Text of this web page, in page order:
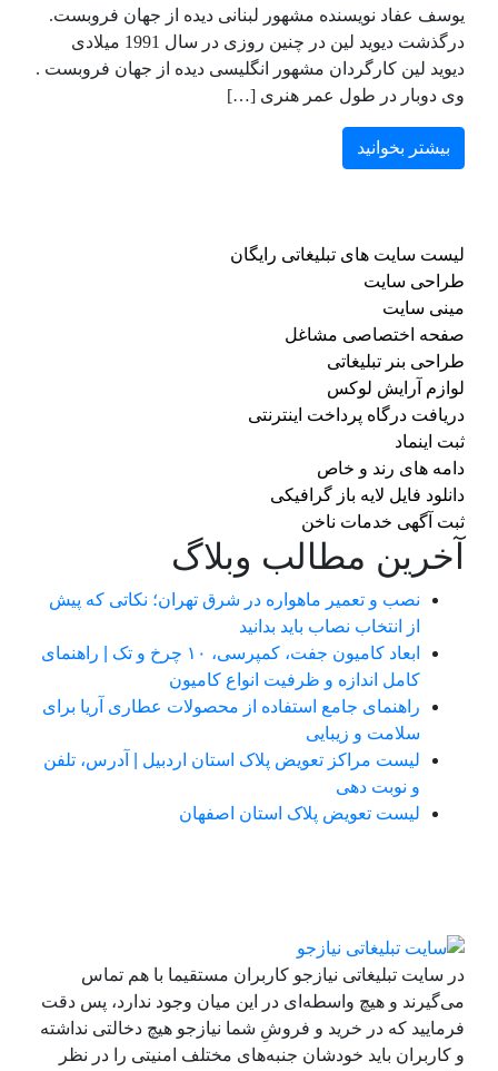
یوسف عفاد نویسنده مشهور لبنانی دیده از جهان فروبست.
درگذشت دیوید لین در چنین روزی در سال 1991 میلادی
دیوید لین کارگردان مشهور انگلیسی دیده از جهان فروبست .
وی دوبار در طول عمر هنری […]
بیشتر بخوانید
لیست سایت های تبلیغاتی رایگان
طراحی سایت
مینی سایت
صفحه اختصاصی مشاغل
طراحی بنر تبلیغاتی
لوازم آرایش لوکس
دریافت درگاه پرداخت اینترنتی
ثبت اینماد
دامه های رند و خاص
دانلود فایل لایه باز گرافیکی
ثبت آگهی خدمات ناخن
آخرین مطالب وبلاگ
نصب و تعمیر ماهواره در شرق تهران؛ نکاتی که پیش
از انتخاب نصاب باید بدانید
ابعاد کامیون جفت، کمپرسی، ۱۰ چرخ و تک | راهنمای
کامل اندازه و ظرفیت انواع کامیون
راهنمای جامع استفاده از محصولات عطاری آریا برای
سلامت و زیبایی
لیست مراکز تعویض پلاک استان اردبیل | آدرس، تلفن
و نوبت دهی
لیست تعویض پلاک استان اصفهان
در سایت تبلیغاتی نیازجو کاربران مستقیما با هم تماس
می‌گیرند و هیچ واسطه‌ای در این میان وجود ندارد، پس دقت
فرمایید که در خرید و فروشِ شما نیازجو هیچ دخالتی نداشته
و کاربران باید خودشان جنبه‌های مختلف امنیتی را در نظر